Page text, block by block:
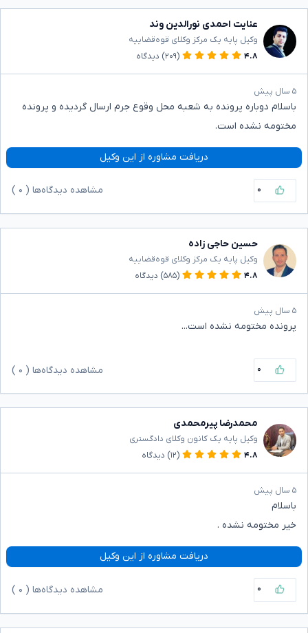
عنایت احمدی نورالدین وند
وکیل پایه یک مرکز وکلای قوه‌قضاییه
۴.۸
(۲۰۹) دیدگاه
۵ سال پیش
باسلام دوباره پرونده به شعبه محل وقوع جرم ارسال گردیده و پرونده
مختومه نشده است.
دریافت مشاوره از این وکیل
۰ مشاهده دیدگاه‌ها ( ۰
حسین حاجی زاده
وکیل پایه یک مرکز وکلای قوه‌قضاییه
۴.۸
(۵۸۵) دیدگاه
۵ سال پیش
پرونده مختومه نشده است...
۰ مشاهده دیدگاه‌ها ( ۰
محمدرضا پیرمحمدی
وکیل پایه یک کانون وکلای دادگستری
۴.۸
(۱۲) دیدگاه
۵ سال پیش
باسلام
خیر مختومه نشده .
دریافت مشاوره از این وکیل
۰ مشاهده دیدگاه‌ها ( ۰